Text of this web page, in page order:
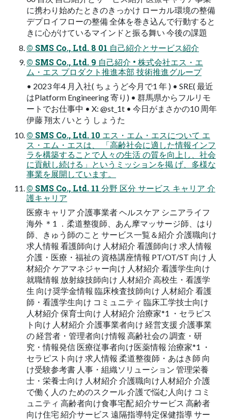
に携わり始めたときのきっかけ ローカル環境の整備
デプロイフローの整備 全体を巻き込んで行動すると
きに心がけているマインドと振る舞い 今後の課題
© SMS Co., Ltd. 8 01 自己紹介とサービス紹介
© SMS Co., Ltd. 9 自己紹介 • 株式会社エス・エ
ム・エス プロダクト推進本部 技術推進グループ
• 2023 年4 月入社( ちょうど今月で1 年 ) • SRE( 最近
はPlatform Engineering 寄り) • 群馬県からフルリモ
ートでお仕事中 • X: @st_1t • 今日がまさかの10 周年
伊藤 翔太 / いとう しょうた
© SMS Co., Ltd. 10 エス・エム・エスについて エ
ス・エム・エスは、 「高齢社会に適した情報インフ
ラを構築することで人々の生活 の質を向上し、社会
に貢献し続ける」というミッションを掲 げ、多様な
事業を展開しています。
© SMS Co., Ltd. 11 分野 区分 サービス キャリア 介
護キャリア
医療キャリア 介護事業者 ヘルスケア シニアライフ
海外 ＊1 ．柔道整復師、あん摩マッサージ師、はり
師、きゅう師のこと サービス一覧＆紹介 介護職向け
求人情報 看護師向け 人材紹介 看護師向け 求人情報
介護・医療・福祉の 資格講座情報 PT/OT/ST 向け 人
材紹介 ケアマネジャー向け 人材紹介 看護学生向け
就職情報 放射線技師向け 人材紹介 高校生・看護学
生 向け奨学金情報 臨床検査技師向け 人材紹介 看護
師・看護学生向け コミュニティ 臨床工学技士向け
人材紹介 保育士向け 人材紹介 治療家*1 ・セラピス
ト向け 人材紹介 介護事業者向け 経営支援 介護事業
の 経営者・管理者向け情報 高齢社会の 調査・研
究・情報発信 医療従事者向け医薬情報 治療家*1 ・
セラピスト向け 求人情報 柔道整復師・あはき師 向
け受験参考書 人事・組織ソリューション 管理栄養
士・栄養士向け 人材紹介 介護職向け人材紹介 介護
で働く人の ためのスクール 介護で悩む人向け コミ
ュニティ 高齢者向け食事宅配 紹介サービス 高齢者
向け住宅 紹介サービス 遠隔指導特定保健指導 サー